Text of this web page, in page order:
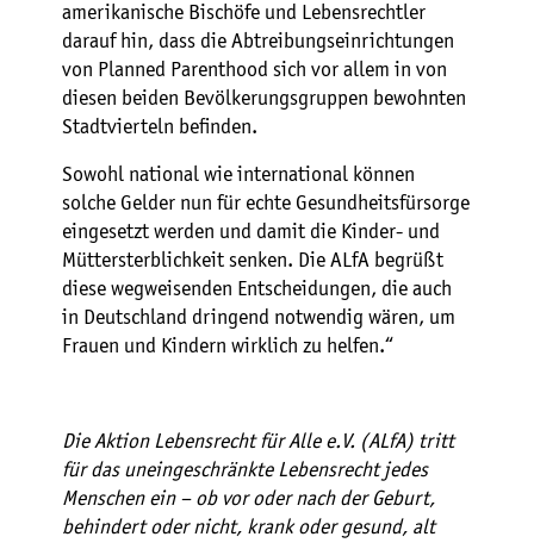
amerikanische Bischöfe und Lebensrechtler
darauf hin, dass die Abtreibungseinrichtungen
von Planned Parenthood sich vor allem in von
diesen beiden Bevölkerungsgruppen bewohnten
Stadtvierteln befinden.
Sowohl national wie international können
solche Gelder nun für echte Gesundheitsfürsorge
eingesetzt werden und damit die Kinder- und
Müttersterblichkeit senken. Die ALfA begrüßt
diese wegweisenden Entscheidungen, die auch
in Deutschland dringend notwendig wären, um
Frauen und Kindern wirklich zu helfen.“
Die Aktion Lebensrecht für Alle e.V. (ALfA) tritt
für das uneingeschränkte Lebensrecht jedes
Menschen ein – ob vor oder nach der Geburt,
behindert oder nicht, krank oder gesund, alt